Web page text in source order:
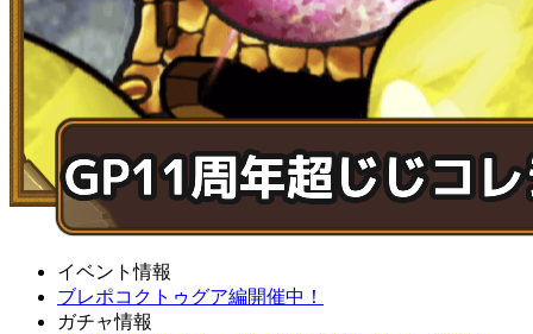
イベント情報
ブレポコクトゥグア編開催中！
ガチャ情報